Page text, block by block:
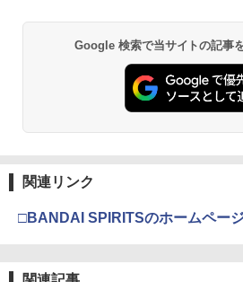
Google 検索で当サイトの記事
関連リンク
□BANDAI SPIRITSのホームペー